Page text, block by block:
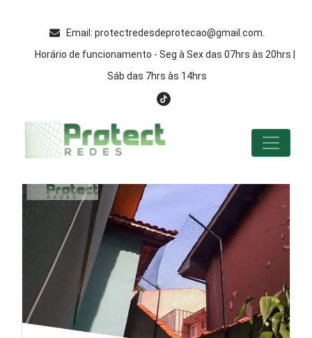
Email: protectredesdeprotecao@gmail.com.
Horário de funcionamento - Seg à Sex das 07hrs às 20hrs |
Sáb das 7hrs às 14hrs
Serviços